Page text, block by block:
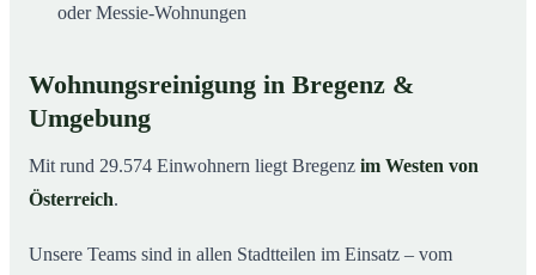
oder Messie-Wohnungen
Wohnungsreinigung in Bregenz &
Umgebung
Mit rund 29.574 Einwohnern liegt Bregenz im Westen von
Österreich.
Unsere Teams sind in allen Stadtteilen im Einsatz – vom